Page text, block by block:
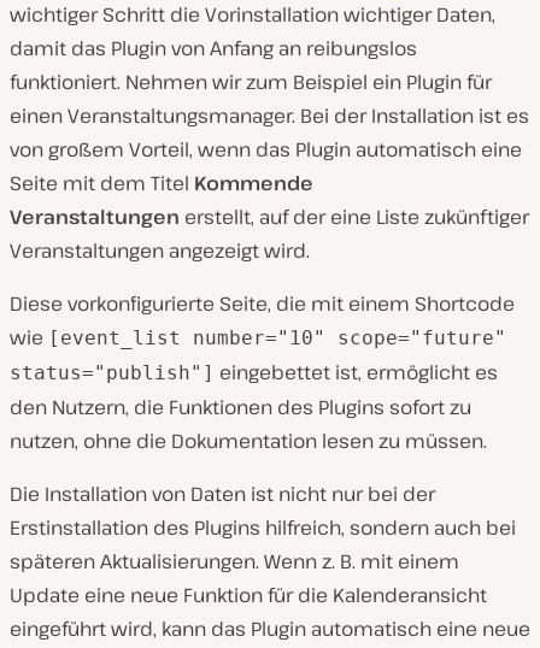
wichtiger Schritt die Vorinstallation wichtiger Daten,
damit das Plugin von Anfang an reibungslos
funktioniert. Nehmen wir zum Beispiel ein Plugin für
einen Veranstaltungsmanager. Bei der Installation ist es
von großem Vorteil, wenn das Plugin automatisch eine
Seite mit dem Titel Kommende
Veranstaltungen erstellt, auf der eine Liste zukünftiger
Veranstaltungen angezeigt wird.
Diese vorkonfigurierte Seite, die mit einem Shortcode
wie [event_list number="10" scope="future"
status="publish"] eingebettet ist, ermöglicht es
den Nutzern, die Funktionen des Plugins sofort zu
nutzen, ohne die Dokumentation lesen zu müssen.
Die Installation von Daten ist nicht nur bei der
Erstinstallation des Plugins hilfreich, sondern auch bei
späteren Aktualisierungen. Wenn z. B. mit einem
Update eine neue Funktion für die Kalenderansicht
eingeführt wird, kann das Plugin automatisch eine neue